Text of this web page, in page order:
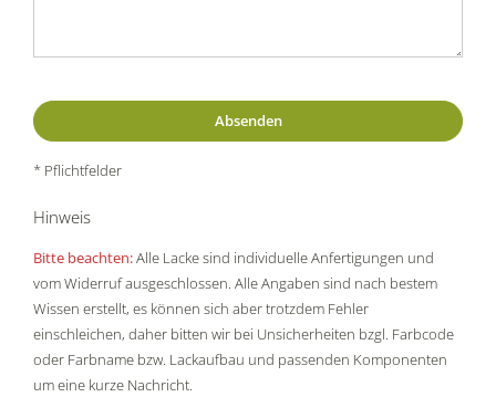
* Pflichtfelder
Hinweis
Bitte beachten:Alle Lacke sind individuelle Anfertigungen und
vom Widerruf ausgeschlossen. Alle Angaben sind nach bestem
Wissen erstellt, es können sich aber trotzdem Fehler
einschleichen, daher bitten wir bei Unsicherheiten bzgl. Farbcode
oder Farbname bzw. Lackaufbau und passenden Komponenten
um eine kurze Nachricht.